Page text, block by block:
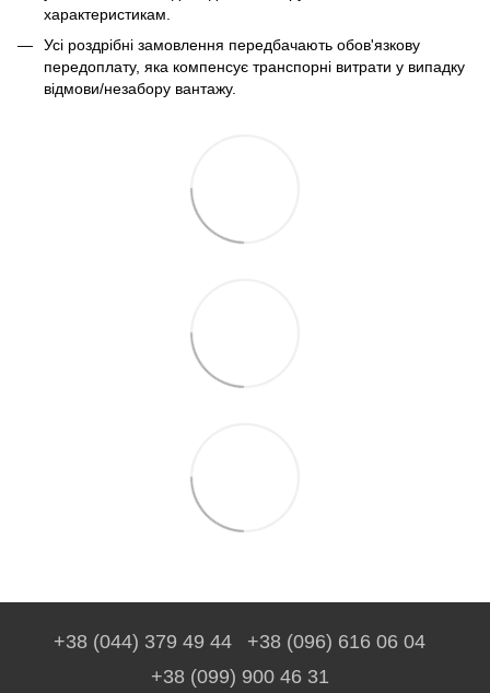
характеристикам.
Усі роздрібні замовлення передбачають обов'язкову
передоплату, яка компенсує транспорні витрати у випадку
відмови/незабору вантажу.
+38 (044) 379 49 44
+38 (096) 616 06 04
+38 (099) 900 46 31